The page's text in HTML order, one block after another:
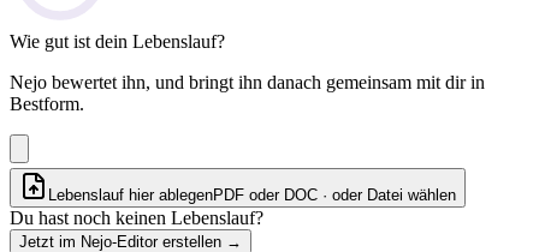
Wie gut ist dein Lebenslauf?
Nejo bewertet ihn, und bringt ihn danach gemeinsam mit dir in
Bestform.
Lebenslauf hier ablegenPDF oder DOC · oder Datei wählen
Du hast noch keinen Lebenslauf?
Jetzt im Nejo-Editor erstellen →